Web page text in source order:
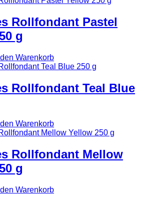
Rollfondant Pastel
g
den Warenkorb
Rollfondant Teal Blue
den Warenkorb
Rollfondant Mellow
g
den Warenkorb